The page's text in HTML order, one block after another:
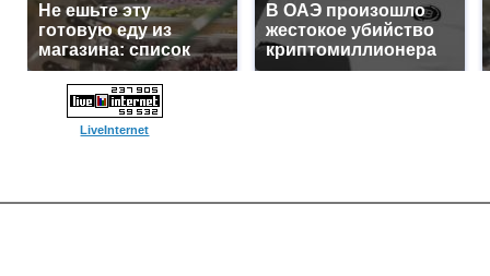
Не ешьте эту
готовую еду из
магазина: список
В ОАЭ произошло
жестокое убийство
криптомиллионера
LiveInternet